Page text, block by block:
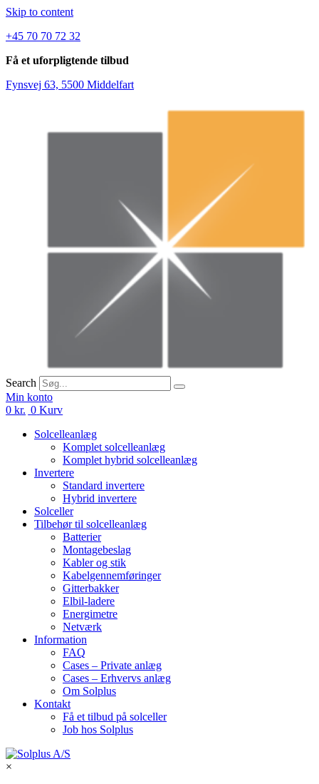
Skip to content
+45 70 70 72 32
Få et uforpligtende tilbud
Fynsvej 63, 5500 Middelfart
Search
Min konto
0 kr. 0 Kurv
Solcelleanlæg
Komplet solcelleanlæg
Komplet hybrid solcelleanlæg
Invertere
Standard invertere
Hybrid invertere
Solceller
Tilbehør til solcelleanlæg
Batterier
Montagebeslag
Kabler og stik
Kabelgennemføringer
Gitterbakker
Elbil-ladere
Energimetre
Netværk
Information
FAQ
Cases – Private anlæg
Cases – Erhvervs anlæg
Om Solplus
Kontakt
Få et tilbud på solceller
Job hos Solplus
×